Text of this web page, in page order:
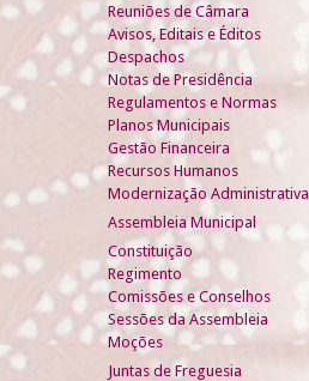
Reuniões de Câmara
Avisos, Editais e Éditos
Despachos
Notas de Presidência
Regulamentos e Normas
Planos Municipais
Gestão Financeira
Recursos Humanos
Modernização Administrativa
Assembleia Municipal
Constituição
Regimento
Comissões e Conselhos
Sessões da Assembleia
Moções
Juntas de Freguesia